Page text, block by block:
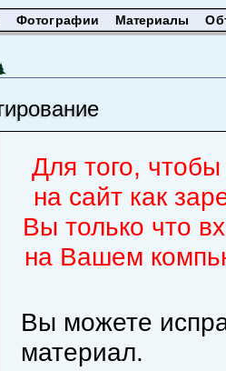
Фотографии Материалы
Для того,
на сайт как
Вы только что
на Вашем
Вы можете
материал.